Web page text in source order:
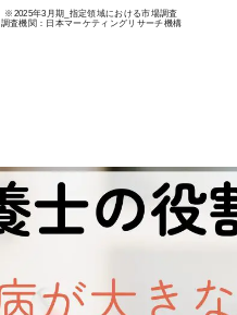
※2025年3月期_指定領域における市場調査
調査機関：日本マーケティングリサーチ機構